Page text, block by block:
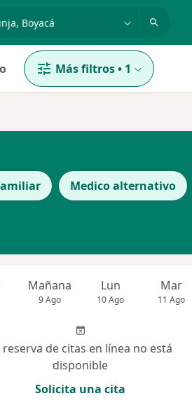
ej. Bogotá
Más filtros• 1
Medico alternativo
Mañana
9 Ago
Lun
10 Ago
Mar
11 Ago
reserva de citas en línea no está
disponible
Solicita una cita